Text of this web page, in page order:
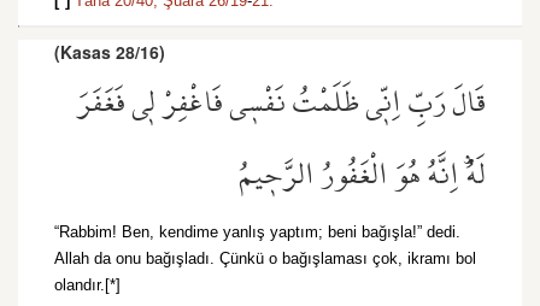
(Kasas 28/16)
قَالَ رَبِّ اِنّ۪ي ظَلَمْتُ نَفْس۪ي فَاغْفِرْ ل۪ي فَغَفَرَ
لَهُۜ اِنَّهُ هُوَ الْغَفُورُ الرَّح۪يمُ
“Rabbim! Ben, kendime yanlış yaptım; beni bağışla!” dedi.
Allah da onu bağışladı. Çünkü o bağışlaması çok, ikramı bol
olandır.[*]